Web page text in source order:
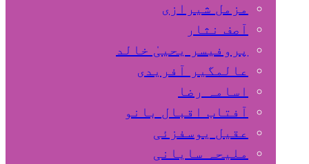
مزمل شیرازی
آصف نثار
پروفیسر یحییٰ خالد
عالمگیر آفریدی
اسامہ رضا
آفتاب اقبال بانو
عقیل یوسفزئی
ملیحہ سایانی